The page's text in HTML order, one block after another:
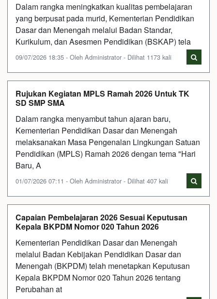
Dalam rangka meningkatkan kualitas pembelajaran
yang berpusat pada murid, Kementerian Pendidikan
Dasar dan Menengah melalui Badan Standar,
Kurikulum, dan Asesmen Pendidikan (BSKAP) tela
09/07/2026 18:35 - Oleh Administrator - Dilihat 1173 kali
Rujukan Kegiatan MPLS Ramah 2026 Untuk TK
SD SMP SMA
Dalam rangka menyambut tahun ajaran baru,
Kementerian Pendidikan Dasar dan Menengah
melaksanakan Masa Pengenalan Lingkungan Satuan
Pendidikan (MPLS) Ramah 2026 dengan tema "Hari
Baru, A
01/07/2026 07:11 - Oleh Administrator - Dilihat 407 kali
Capaian Pembelajaran 2026 Sesuai Keputusan
Kepala BKPDM Nomor 020 Tahun 2026
Kementerian Pendidikan Dasar dan Menengah
melalui Badan Kebijakan Pendidikan Dasar dan
Menengah (BKPDM) telah menetapkan Keputusan
Kepala BKPDM Nomor 020 Tahun 2026 tentang
Perubahan at